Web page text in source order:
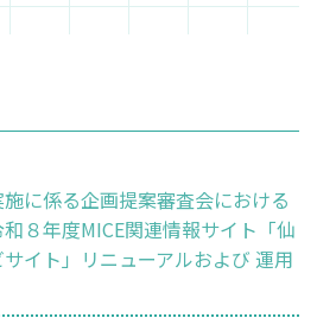
に係る企画提案審査会における
８年度MICE関連情報サイト「仙
イト」リニューアルおよび 運用